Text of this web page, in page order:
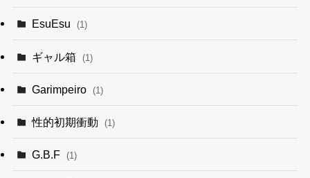
EsuEsu (1)
ギャル箱 (1)
Garimpeiro (1)
性的初期衝動 (1)
G.B.F (1)